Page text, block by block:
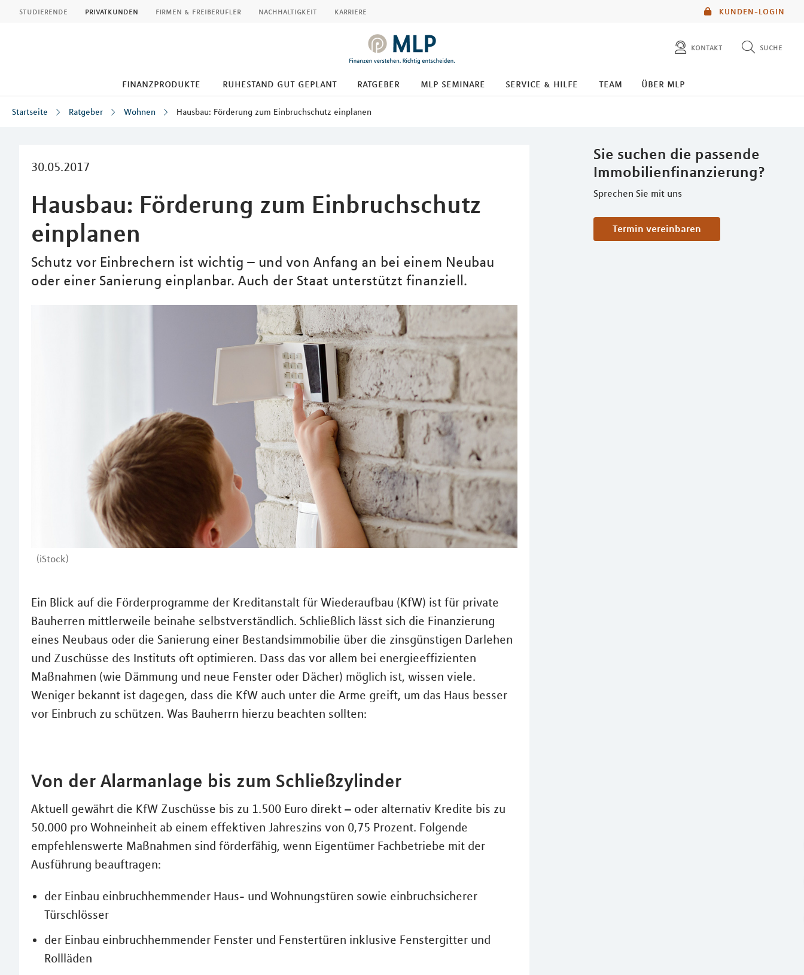
KUNDEN-LOGIN
studierende privatkunden firmen & freiberufler nachhaltigkeit karriere
kontakt suche
diese website durchsuchen
finanzprodukte ruhestand gut geplant ratgeber mlp seminare service & hilfe team über mlp
Startseite Ratgeber Wohnen Hausbau: Förderung zum Einbruchschutz einplanen
30.05.2017
Hausbau: Förderung zum Einbruchschutz
einplanen
Schutz vor Einbrechern ist wichtig – und von Anfang an bei einem Neubau
oder einer Sanierung einplanbar. Auch der Staat unterstützt finanziell.
(iStock)
Sie suchen die passende
Immobilienfinanzierung?
Sprechen Sie mit uns
Termin vereinbaren
Ein Blick auf die Förderprogramme der Kreditanstalt für Wiederaufbau (KfW) ist für private
Bauherren mittlerweile beinahe selbstverständlich. Schließlich lässt sich die Finanzierung
eines Neubaus oder die Sanierung einer Bestandsimmobilie über die zinsgünstigen Darlehen
und Zuschüsse des Instituts oft optimieren. Dass das vor allem bei energieeffizienten
Maßnahmen (wie Dämmung und neue Fenster oder Dächer) möglich ist, wissen viele.
Weniger bekannt ist dagegen, dass die KfW auch unter die Arme greift, um das Haus besser
vor Einbruch zu schützen. Was Bauherrn hierzu beachten sollten:
Von der Alarmanlage bis zum Schließzylinder
Aktuell gewährt die KfW Zuschüsse bis zu 1.500 Euro direkt – oder alternativ Kredite bis zu
50.000 pro Wohneinheit ab einem effektiven Jahreszins von 0,75 Prozent. Folgende
empfehlenswerte Maßnahmen sind förderfähig, wenn Eigentümer Fachbetriebe mit der
Ausführung beauftragen:
der Einbau einbruchhemmender Haus- und Wohnungstüren sowie einbruchsicherer
Türschlösser
der Einbau einbruchhemmender Fenster und Fenstertüren inklusive Fenstergitter und
Rollläden